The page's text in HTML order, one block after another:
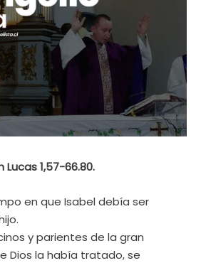
Lucas 1,57-66.80.
en que Isabel debía ser
y parientes de la gran
Dios la había tratado, se